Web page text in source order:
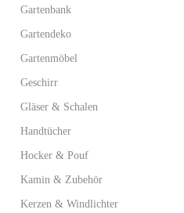
Gartenbank
Gartendeko
Gartenmöbel
Geschirr
Gläser & Schalen
Handtücher
Hocker & Pouf
Kamin & Zubehör
Kerzen & Windlichter